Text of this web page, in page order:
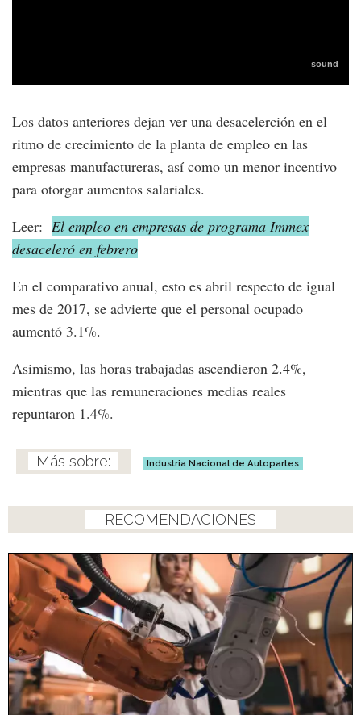
Los datos anteriores dejan ver una desacelerción en el
ritmo de crecimiento de la planta de empleo en las
empresas manufactureras, así como un menor incentivo
para otorgar aumentos salariales.
Leer: El empleo en empresas de programa Immex
desaceleró en febrero
En el comparativo anual, esto es abril respecto de igual
mes de 2017, se advierte que el personal ocupado
aumentó 3.1%.
Asimismo, las horas trabajadas ascendieron 2.4%,
mientras que las remuneraciones medias reales
repuntaron 1.4%.
Industria Nacional de Autopartes
RECOMENDACIONES